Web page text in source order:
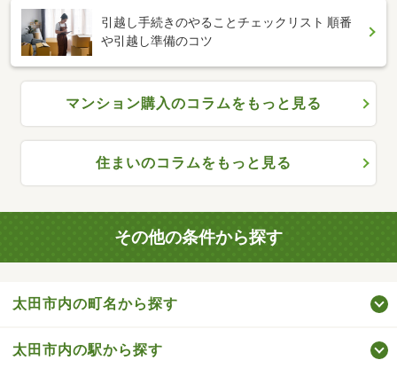
引越し手続きのやることチェックリスト 順番
や引越し準備のコツ
マンション購入のコラムをもっと見る
住まいのコラムをもっと見る
その他の条件から探す
太田市内の町名から探す
太田市内の駅から探す